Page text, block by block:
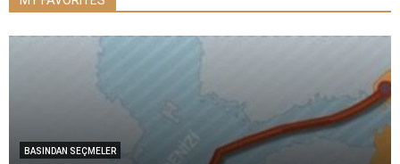
BASINDAN SEÇMELER